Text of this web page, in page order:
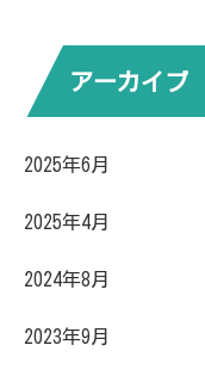
アーカイブ
2025年6月
2025年4月
2024年8月
2023年9月